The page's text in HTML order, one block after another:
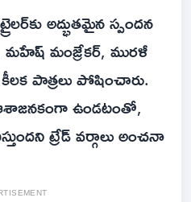
అద్భుతమైన స్పందన
మంజ్రేకర్, మురళీ
కీలక పాత్రలు పోషించారు.
ఉండటంతో,
ట్రేడ్ వర్గాలు అంచనా